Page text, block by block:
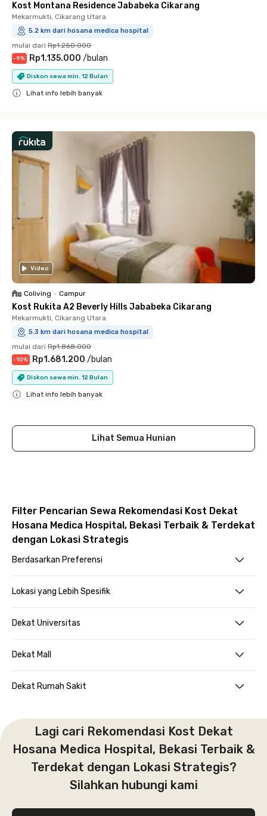
Kost Montana Residence Jababeka Cikarang
Mekarmukti, Cikarang Utara
5.2 km dari hosana medica hospital
mulai dari Rp1.250.000
-9% Rp1.135.000 /bulan
Diskon sewa min. 12 Bulan
Lihat info lebih banyak
Video
Coliving • Campur
Kost Rukita A2 Beverly Hills Jababeka Cikarang
Mekarmukti, Cikarang Utara
5.3 km dari hosana medica hospital
mulai dari Rp1.868.000
-10% Rp1.681.200 /bulan
Diskon sewa min. 12 Bulan
Lihat info lebih banyak
Lihat Semua Hunian
Filter Pencarian Sewa Rekomendasi Kost Dekat
Hosana Medica Hospital, Bekasi Terbaik & Terdekat
dengan Lokasi Strategis
Berdasarkan Preferensi
Lokasi yang Lebih Spesifik
Dekat Universitas
Dekat Mall
Dekat Rumah Sakit
Lagi cari Rekomendasi Kost Dekat
Hosana Medica Hospital, Bekasi Terbaik &
Terdekat dengan Lokasi Strategis?
Silahkan hubungi kami